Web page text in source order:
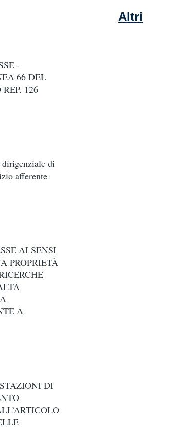
-
66 DEL
126
di
afferente
AI SENSI
PROPRIETÀ
A
DI
Altri